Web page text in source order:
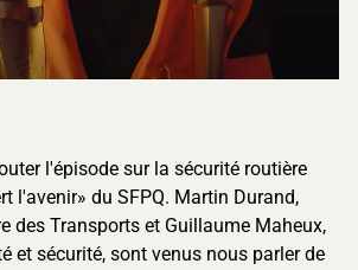
l'épisode sur la sécurité routière
l'avenir» du SFPQ. Martin Durand,
des Transports et Guillaume Maheux,
et sécurité, sont venus nous parler de